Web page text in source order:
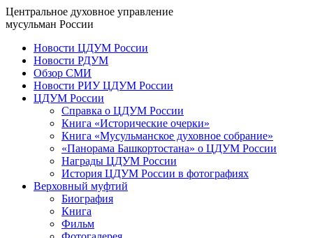
Центральное духовное управление
мусульман России
Новости ЦДУМ России
Новости РДУМ
Обзор СМИ
Новости РИУ ЦДУМ России
ЦДУМ России
Справка о ЦДУМ России
Книга «Исторические очерки»
Книга «Мусульманское духовное собрание»
«Панорама Башкортостана» о ЦДУМ России
Награды ЦДУМ России
История ЦДУМ России в фотографиях
Верховный муфтий
Биография
Книга
Фильм